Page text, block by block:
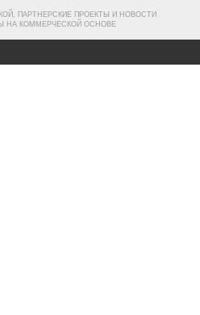
ПАРТНЕРСКИЕ ПРОЕКТЫ И НОВОСТИ
НА КОММЕРЧЕСКОЙ ОСНОВЕ